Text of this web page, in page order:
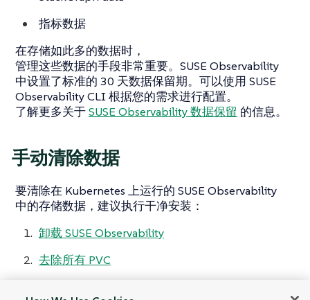
指标数据
在存储如此多的数据时，
管理这些数据的手段非常重要。SUSE Observability
中设置了标准的 30 天数据保留期。可以使用 SUSE
Observability CLI 根据您的需求进行配置。
了解更多关于SUSE Observability 数据保留 的信息。
手动清除数据
要清除在 Kubernetes 上运行的 SUSE Observability
中的存储数据，建议执行干净安装：
卸载 SUSE Observability
去除所有 PVC